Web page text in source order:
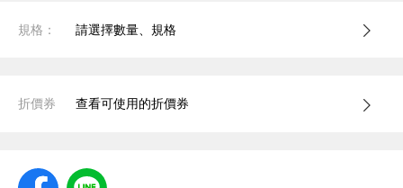
規格： 請選擇數量、規格
折價券 查看可使用的折價券